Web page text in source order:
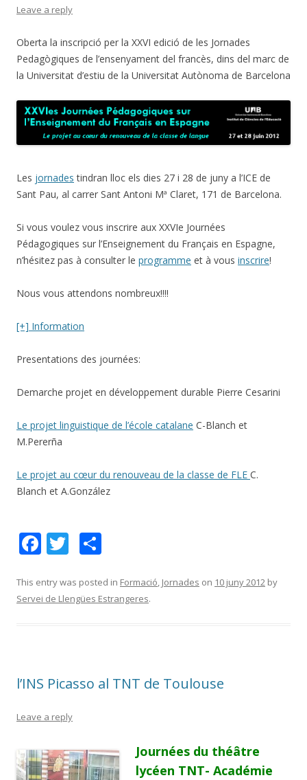
Leave a reply
Oberta la inscripció per la XXVI edició de les Jornades
Pedagògiques de l’ensenyament del francès, dins del marc de
la Universitat d’estiu de la Universitat Autònoma de Barcelona
Les jornades tindran lloc els dies 27 i 28 de juny a l’ICE de
Sant Pau, al carrer Sant Antoni Mª Claret, 171 de Barcelona.
Si vous voulez vous inscrire aux XXVIe Journées
Pédagogiques sur l’Enseignement du Français en Espagne,
n’hésitez pas à consulter le programme et à vous inscrire!
Nous vous attendons nombreux!!!!
[+] Information
Presentations des journées:
Demarche projet en développement durable Pierre Cesarini
Le projet linguistique de l’école catalane C-Blanch et
M.Pererña
Le projet au cœur du renouveau de la classe de FLE C.
Blanch et A.González
F
e
b
k
T
itt
er
m
p
ix
This entry was posted in Formació, Jornades on 10 juny 2012 by
Servei de Llengües Estrangeres.
l’INS Picasso al TNT de Toulouse
Leave a reply
Journées du théâtre
lycéen TNT- Académie